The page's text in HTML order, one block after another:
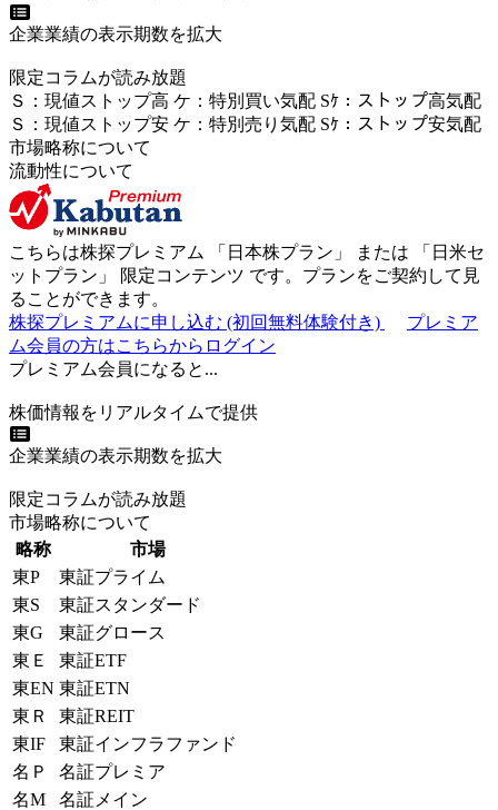
企業業績の表示期数を拡大
限定コラムが読み放題
Ｓ ： 現値ストップ高 ケ ： 特別買い気配 Sｹ ： ストップ高気配
Ｓ ： 現値ストップ安 ケ ： 特別売 り 気配 Sｹ ： ストップ安気配
市場略称について
流動性について
こちらは株探プレミアム 「 日本株プラン 」 または 「 日米セ
ットプラン 」 限定コンテンツ です。プランをご契約して見
ることができます。
株探プレミアムに申し込む (初回無料体験付き)
プレミア
ム会員の方はこちらからログイン
プレミアム会員になると...
株価情報をリアルタイムで提供
企業業績の表示期数を拡大
限定コラムが読み放題
市場略称について
略称
市場
東P
東証プライム
東S
東証スタンダード
東G
東証グロース
東Ｅ
東証ETF
東EN 東証ETN
東Ｒ
東証REIT
東IF
東証インフラファンド
名Ｐ
名証プレミア
名M
名証メイン